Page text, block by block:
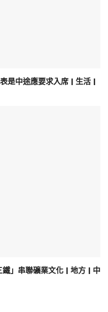
中途應要求入席 | 生活 |
」串聯礦業文化 | 地方 | 中